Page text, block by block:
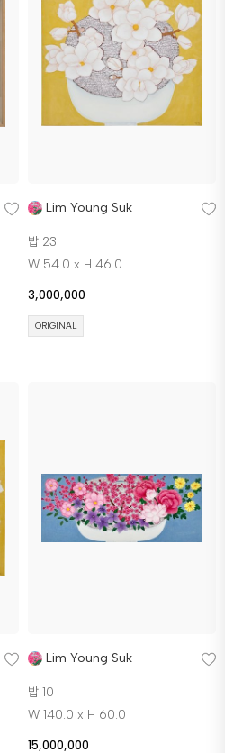
Lim Young Suk
밥 23
W 54.0 x H 46.0
3,000,000
ORIGINAL
Lim Young Suk
밥 10
W 140.0 x H 60.0
15,000,000